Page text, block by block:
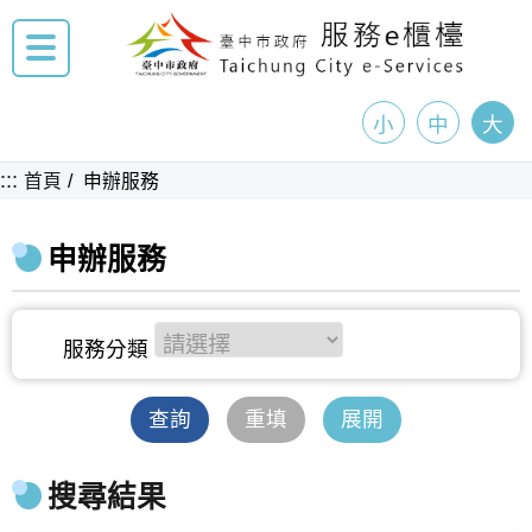
小 中 大
::: 首頁 申辦服務
申辦服務
查詢 重填 展開
搜尋結果